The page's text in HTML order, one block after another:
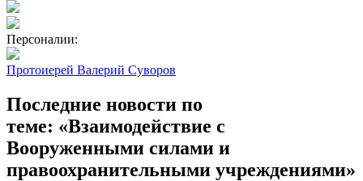
Персоналии:
Протоиерей Валерий Суворов
Последние новости по
теме: «Взаимодействие с
Вооруженными силами и
правоохранительными учреждениями»